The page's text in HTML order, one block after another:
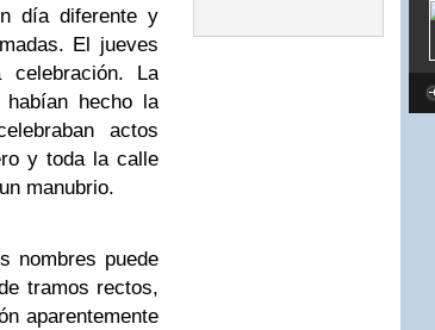
día diferente y
El jueves
celebración. La
habían hecho la
actos
y toda la calle
manubrio.
nombres puede
tramos rectos,
aparentemente